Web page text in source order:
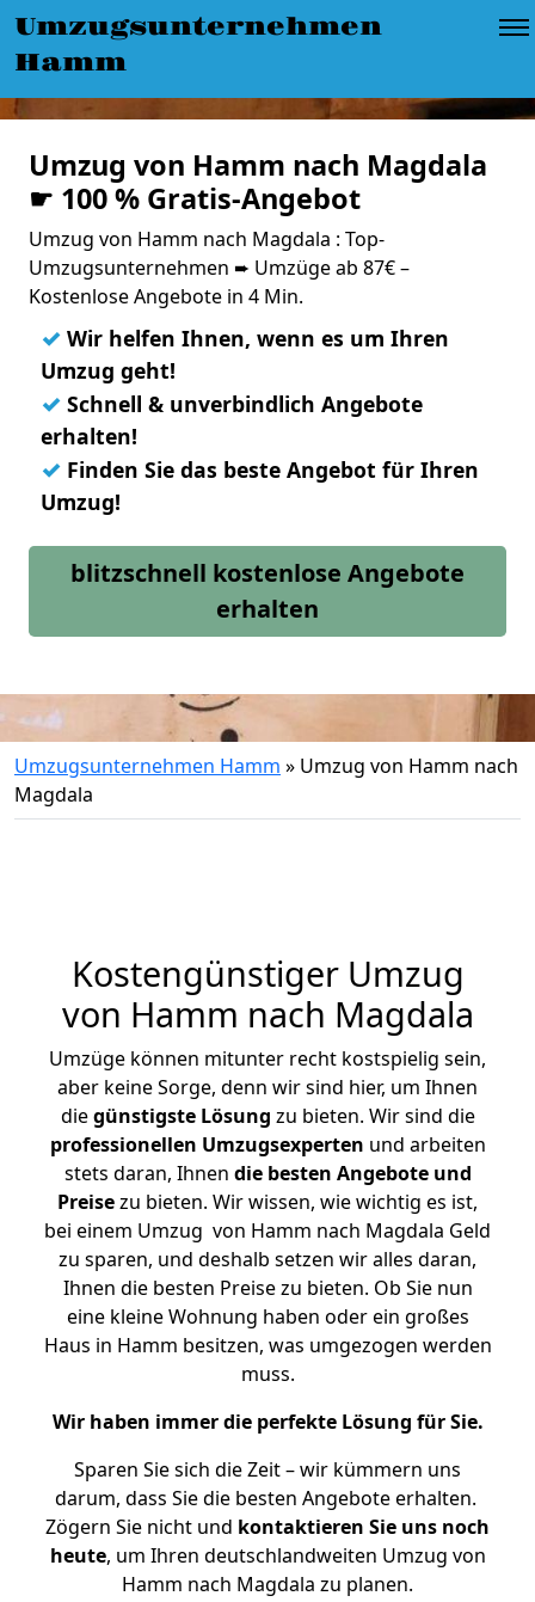
Umzugsunternehmen
Hamm
Umzug von Hamm nach Magdala
☛ 100 % Gratis-Angebot
Umzug von Hamm nach Magdala : Top-
Umzugsunternehmen ➨ Umzüge ab 87€ –
Kostenlose Angebote in 4 Min.
✓ Wir helfen Ihnen, wenn es um Ihren
Umzug geht!
✓ Schnell & unverbindlich Angebote
erhalten!
✓ Finden Sie das beste Angebot für Ihren
Umzug!
blitzschnell kostenlose Angebote
erhalten
Umzugsunternehmen Hamm » Umzug von Hamm nach
Magdala
Kostengünstiger Umzug
von Hamm nach Magdala
Umzüge können mitunter recht kostspielig sein,
aber keine Sorge, denn wir sind hier, um Ihnen
diegünstigste Lösung zu bieten. Wir sind die
professionellen Umzugsexperten und arbeiten
stets daran, Ihnen die besten Angebote und
Preisezu bieten. Wir wissen, wie wichtig es ist,
bei einem Umzug von Hamm nach Magdala Geld
zu sparen, und deshalb setzen wir alles daran,
Ihnen die besten Preise zu bieten. Ob Sie nun
eine kleine Wohnung haben oder ein großes
Haus in Hamm besitzen, was umgezogen werden
muss.
Wir haben immer die perfekte Lösung für Sie.
Sparen Sie sich die Zeit – wir kümmern uns
darum, dass Sie die besten Angebote erhalten.
Zögern Sie nicht und kontaktieren Sie uns noch
heute, um Ihren deutschlandweiten Umzug von
Hamm nach Magdala zu planen.